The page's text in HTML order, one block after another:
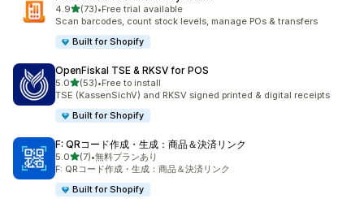
4.95つ星中
(73)
合計レビュー数：73件
•Free trial available
Scan barcodes, count stock levels, manage POs & transfers
Built for Shopify
OpenFiskal TSE & RKSV for POS
5.05つ星中
(53)
合計レビュー数：53件
•Free to install
TSE (KassenSichV) and RKSV signed printed & digital receipts
Built for Shopify
F: QRコード作成・生成：商品＆決済リンク
5.05つ星中
(7)
合計レビュー数：7件
•無料プランあり
F: QRコード作成・生成：商品＆決済リンク
Built for Shopify